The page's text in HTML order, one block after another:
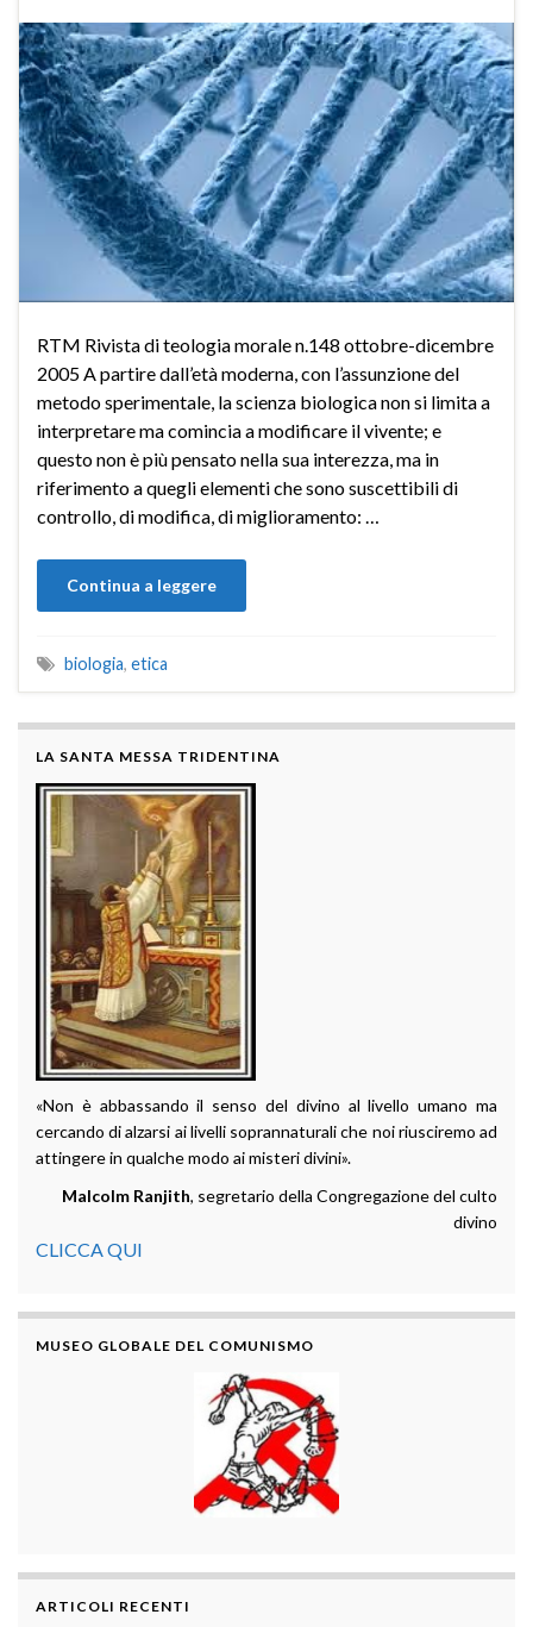
RTM Rivista di teologia morale n.148 ottobre-dicembre
2005 A partire dall’età moderna, con l’assunzione del
metodo sperimentale, la scienza biologica non si limita a
interpretare ma comincia a modificare il vivente; e
questo non è più pensato nella sua interezza, ma in
riferimento a quegli elementi che sono suscettibili di
controllo, di modifica, di miglioramento: …
Continua a leggere
biologia, etica
LA SANTA MESSA TRIDENTINA
«Non è abbassando il senso del divino al livello umano ma
cercando di alzarsi ai livelli soprannaturali che noi riusciremo ad
attingere in qualche modo ai misteri divini».
Malcolm Ranjith, segretario della Congregazione del culto
divino
CLICCA QUI
MUSEO GLOBALE DEL COMUNISMO
ARTICOLI RECENTI